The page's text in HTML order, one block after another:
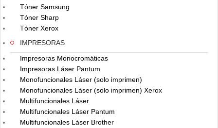
Tóner Samsung
Tóner Sharp
Tóner Xerox
IMPRESORAS
Impresoras Monocromáticas
Impresoras Láser Pantum
Monofuncionales Láser (solo imprimen)
Monofuncionales Láser (solo imprimen) Xerox
Multifuncionales Láser
Multifuncionales Láser Pantum
Multifuncionales Láser Brother